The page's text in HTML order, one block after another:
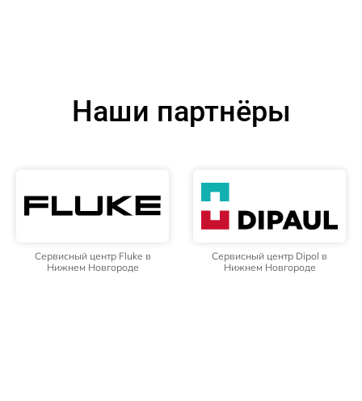
Наши партнёры
Сервисный центр Fluke в
Нижнем Новгороде
Сервисный центр Dipol в
Нижнем Новгороде